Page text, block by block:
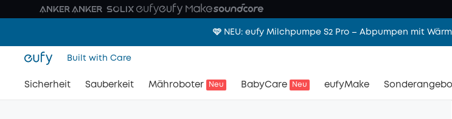
🩷 NEU: eufy Milchpumpe S2 Pro – Abpumpen mit
Built with Care
Sicherheit Sauberkeit Mähroboter Neu BabyCare Neu eufyMake